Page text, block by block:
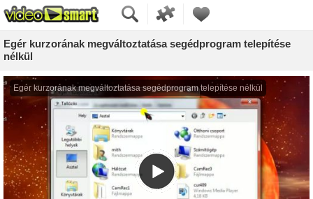
Egér kurzorának megváltoztatása segédprogram telepítése
nélkül